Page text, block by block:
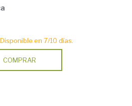
en 7/10 días.
COMPRAR